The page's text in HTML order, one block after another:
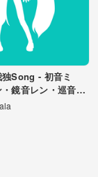
Song - 初音ミ
鏡音レン・巡音ル